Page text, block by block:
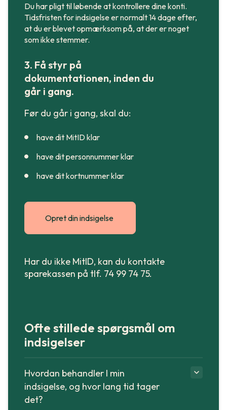
Du har pligt til løbende at kontrollere dine konti.
Tidsfristen for indsigelse er normalt 14 dage efter,
at du er blevet opmærksom på, at der er noget
som ikke stemmer.
3. Få styr på
dokumentationen, inden du
går i gang.
Før du går i gang, skal du:
have dit MitID klar
have dit personnummer klar
have dit kortnummer klar
Opret din indsigelse
Har du ikke MitID, kan du kontakte
sparekassen på tlf. 74 99 74 75.
Ofte stillede spørgsmål om
indsigelser
Hvordan behandler I min
indsigelse, og hvor lang tid tager
det?